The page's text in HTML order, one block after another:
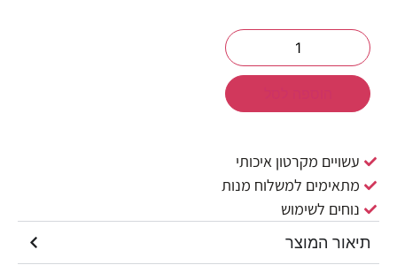
עשויים מקרטון איכותי
מתאימים למשלוח מנות
נוחים לשימוש
תיאור המוצר